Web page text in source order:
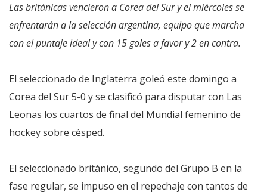
Las británicas vencieron a Corea del Sur y el miércoles se
enfrentarán a la selección argentina, equipo que marcha
con el puntaje ideal y con 15 goles a favor y 2 en contra.
El seleccionado de Inglaterra goleó este domingo a
Corea del Sur 5-0 y se clasificó para disputar con Las
Leonas los cuartos de final del Mundial femenino de
hockey sobre césped.
El seleccionado británico, segundo del Grupo B en la
fase regular, se impuso en el repechaje con tantos de